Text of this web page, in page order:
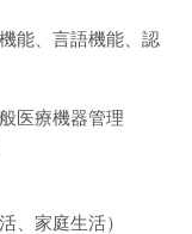
能、言語機能、認
医療機器管理
、家庭生活）